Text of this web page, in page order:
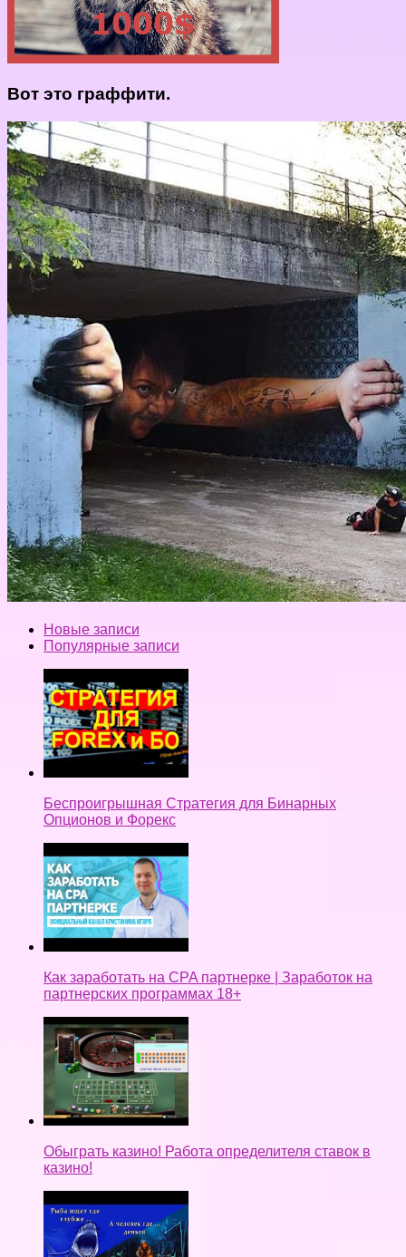
Вот это граффити.
Новые записи
Популярные записи
Беспроигрышная Стратегия для Бинарных
Опционов и Форекс
Как заработать на CPA партнерке | Заработок на
партнерских программах 18+
Обыграть казино! Работа определителя ставок в
казино!